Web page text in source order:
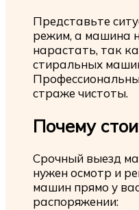
Представьте
режим, а машина
нарастать, так
стиральных
страже чистоты.
Почему
Срочный выезд
нужен осмотр и
машин прямо у
распоряжении: